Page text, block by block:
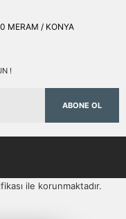
MERAM / KONYA
!
ABONE OL
ile korunmaktadır.